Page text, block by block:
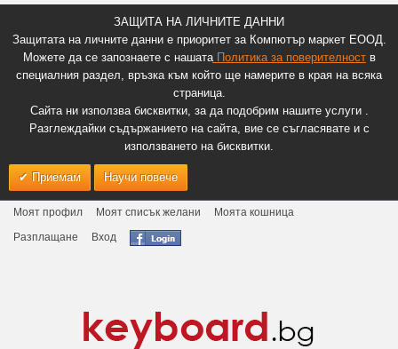
ЗАЩИТА НА ЛИЧНИТЕ ДАННИ
Защитата на личните данни е приоритет за Компютър маркет ЕООД.
Можете да се запознаете с нашатаПолитика за поверителноств
специалния раздел, връзка към който ще намерите в края на всяка
страница.
Сайта ни използва бисквитки, за да подобрим нашите услуги .
Разглеждайки съдържанието на сайта, вие се съгласявате и с
използването на бисквитки.
Приемам Научи повече
Моят профил Моят списък желани
Моята кошница
Разплащане
Вход